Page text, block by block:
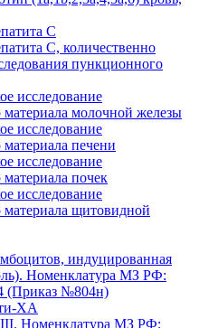
C
C, количественно
пункционного
исследование
молочной железы
исследование
печени
исследование
почек
исследование
щитовидной
индуцированная
Номенклатура МЗ РФ:
(Приказ №804н)
ХА
Номенклатура МЗ РФ: